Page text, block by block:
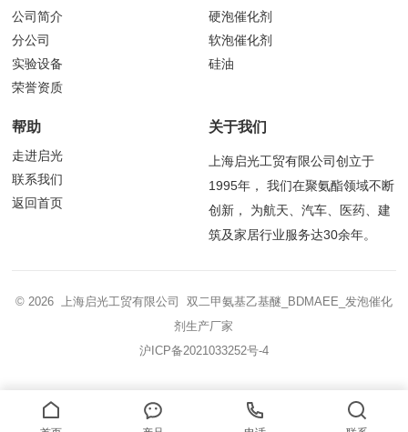
公司简介
分公司
实验设备
荣誉资质
硬泡催化剂
软泡催化剂
硅油
帮助
走进启光
联系我们
返回首页
关于我们
上海启光工贸有限公司创立于
1995年， 我们在聚氨酯领域不断
创新， 为航天、汽车、医药、建
筑及家居行业服务达30余年。
© 2026 上海启光工贸有限公司 双二甲氨基乙基醚_BDMAEE_发泡催化
剂生产厂家
沪ICP备2021033252号-4